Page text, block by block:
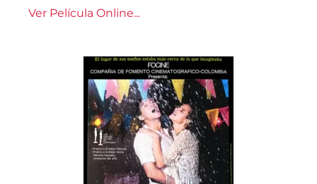
Ver Película Online...